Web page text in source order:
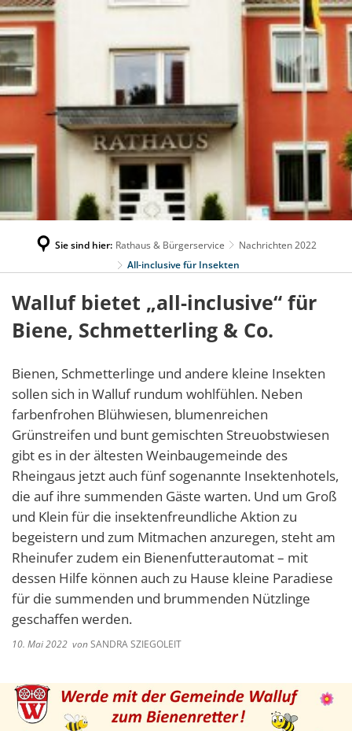
Sie sind hier: Rathaus & Bürgerservice
Nachrichten 2022
All-inclusive für Insekten
Walluf bietet „all-inclusive“ für
Biene, Schmetterling & Co.
Bienen, Schmetterlinge und andere kleine Insekten
sollen sich in Walluf rundum wohlfühlen. Neben
farbenfrohen Blühwiesen, blumenreichen
Grünstreifen und bunt gemischten Streuobstwiesen
gibt es in der ältesten Weinbaugemeinde des
Rheingaus jetzt auch fünf sogenannte Insektenhotels,
die auf ihre summenden Gäste warten. Und um Groß
und Klein für die insektenfreundliche Aktion zu
begeistern und zum Mitmachen anzuregen, steht am
Rheinufer zudem ein Bienenfutterautomat – mit
dessen Hilfe können auch zu Hause kleine Paradiese
für die summenden und brummenden Nützlinge
geschaffen werden.
10. Mai 2022 vonSANDRA SZIEGOLEIT